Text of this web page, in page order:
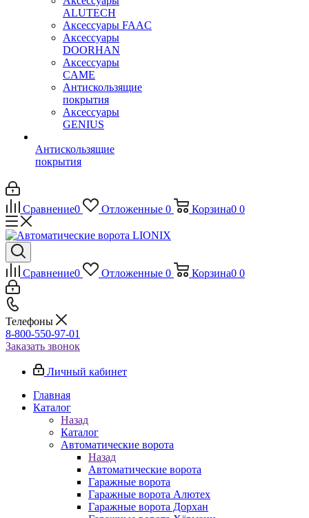
ALUTECH
Аксессуары FAAC
Аксессуары
DOORHAN
Аксессуары
CAME
Антискользящие
покрытия
Аксессуары
GENIUS
Антискользящие
покрытия
Сравнение0 Отложенные 0 Корзина0 0
Сравнение0 Отложенные 0 Корзина0 0
Телефоны
8-800-550-97-01
Заказать звонок
Личный кабинет
Главная
Каталог
Назад
Каталог
Автоматические ворота
Назад
Автоматические ворота
Гаражные ворота
Гаражные ворота Алютех
Гаражные ворота Дорхан